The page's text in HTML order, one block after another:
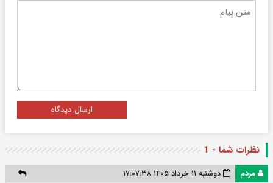
ارسال دیدگاه
نظرات شما - 1
مردم
دوشنبه ۱۱ خرداد ۱۴۰۵ ۱۷:۰۷:۳۸